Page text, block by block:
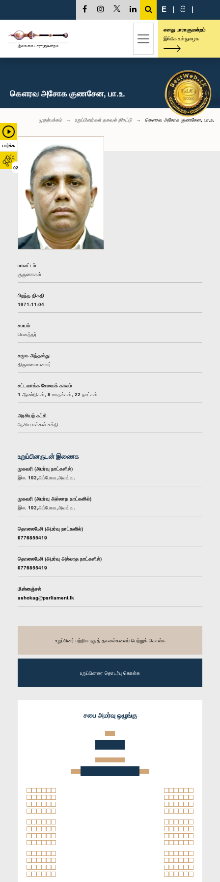
பார்க்க
02
E | සි |
எனது பாராளுமன்றம்
இங்கே உள்நுழைக
கௌரவ அசோக குணசேன, பா.உ.
முதற்பக்கம் உறுப்பினர்கள் தகவல் திரட்டு கௌரவ அசோக குணசேன, பா.உ.
மாவட்டம்
குருணாகல்
பிறந்த திகதி
1971-11-04
சமயம்
பௌத்தர்
சமூக அந்தஸ்து
திருமணமானவர்
சட்டவாக்க சேவைக் காலம்
1 ஆண்டுகள், 8 மாதங்கள், 22 நாட்கள்
அரசியற் கட்சி
தேசிய மக்கள் சக்தி
உறுப்பினருடன் இணைக
முகவரி (அமர்வு நாட்களில்)
இல. 192,அப்போவ,அலவ்வ.
முகவரி (அமர்வு அல்லாத நாட்களில்)
இல. 192,அப்போவ,அலவ்வ.
தொலைபேசி (அமர்வு நாட்களில்)
0776855419
தொலைபேசி (அமர்வு அல்லாத நாட்களில்)
0776855419
மின்னஞ்சல்
ashokag@parliament.lk
உறுப்பினர் பற்றிய புதுத் தகவல்களைப் பெற்றுக் கொள்க
உறுப்பினரை தொடர்பு கொள்க
சபை அமர்வு ஒழுங்கு